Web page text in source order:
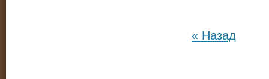
« Назад